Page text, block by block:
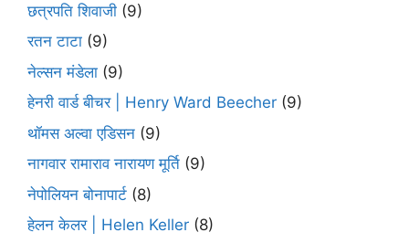
छत्रपति शिवाजी (9)
रतन टाटा (9)
नेल्सन मंडेला (9)
हेनरी वार्ड बीचर | Henry Ward Beecher (9)
थॉमस अल्वा एडिसन (9)
नागवार रामाराव नारायण मूर्ति (9)
नेपोलियन बोनापार्ट (8)
हेलन केलर | Helen Keller (8)